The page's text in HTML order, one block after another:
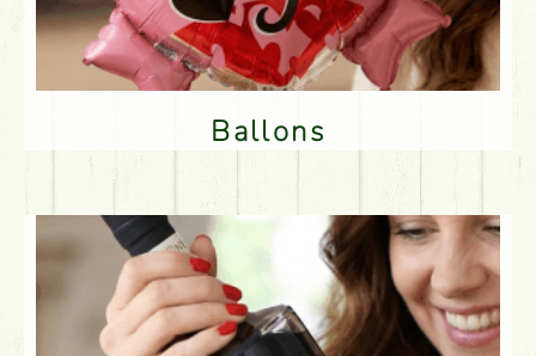
Ballons